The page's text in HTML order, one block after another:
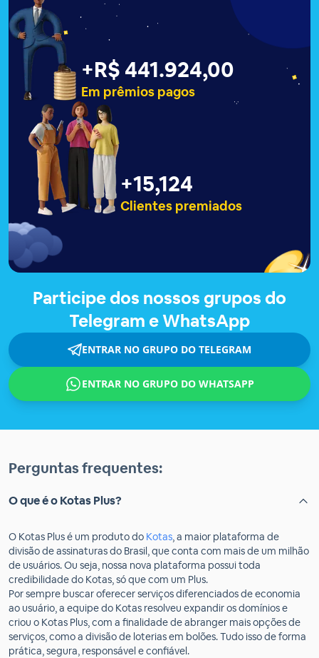
+R$ 441.927,00
Em prêmios pagos
+15,127
Clientes premiados
Participe dos nossos grupos do
Telegram e WhatsApp
ENTRAR NO GRUPO DO TELEGRAM
ENTRAR NO GRUPO DO WHATSAPP
Perguntas frequentes:
O que é o Kotas Plus?
O Kotas Plus é um produto do Kotas, a maior plataforma de
divisão de assinaturas do Brasil, que conta com mais de um milhão
de usuários. Ou seja, nossa nova plataforma possui toda
credibilidade do Kotas, só que com um Plus.
Por sempre buscar oferecer serviços diferenciados de economia
ao usuário, a equipe do Kotas resolveu expandir os domínios e
criou o Kotas Plus, com a finalidade de abranger mais opções de
serviços, como a divisão de loterias em bolões. Tudo isso de forma
prática, segura, responsável e confiável.